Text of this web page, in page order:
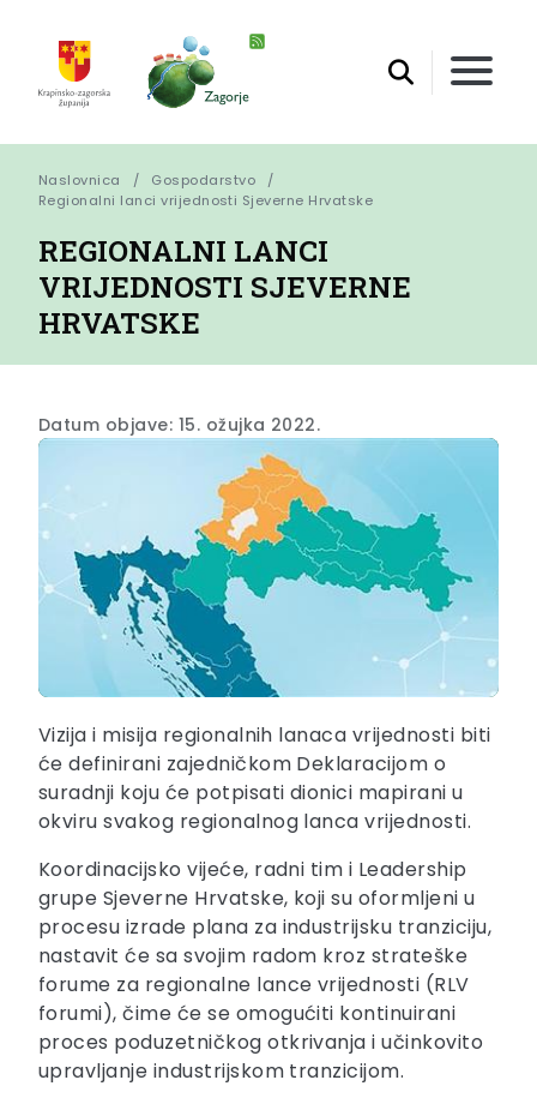
Naslovnica
Gospodarstvo
Regionalni lanci vrijednosti Sjeverne Hrvatske
REGIONALNI LANCI
VRIJEDNOSTI SJEVERNE
HRVATSKE
Datum objave: 15. ožujka 2022.
Vizija i misija regionalnih lanaca vrijednosti biti
će definirani zajedničkom Deklaracijom o
suradnji koju će potpisati dionici mapirani u
okviru svakog regionalnog lanca vrijednosti.
Koordinacijsko vijeće, radni tim i Leadership
grupe Sjeverne Hrvatske, koji su oformljeni u
procesu izrade plana za industrijsku tranziciju,
nastavit će sa svojim radom kroz strateške
forume za regionalne lance vrijednosti (RLV
forumi), čime će se omogućiti kontinuirani
proces poduzetničkog otkrivanja i učinkovito
upravljanje industrijskom tranzicijom.